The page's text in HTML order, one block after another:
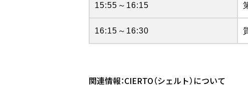
15:55～16:15
16:15～16:30
関連情報：CIERTO（シェルト）について